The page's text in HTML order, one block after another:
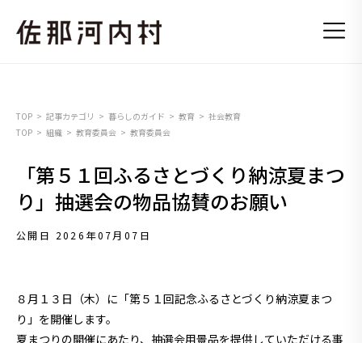
TOP 記事カテゴリ 暮らしのガイド 教育
社会教育
TOP
組織 教育委員会 教育委員会
「第５１回ふるさとづくり納涼夏まつ
り」抽選会の物品協賛のお願い
公開日 2026年07月07日
８月１３日（木）に「第５１回記念ふるさとづくり納涼夏まつ
り」を開催します。
夏まつりの開催にあたり、抽選会用景品を提供していただける事